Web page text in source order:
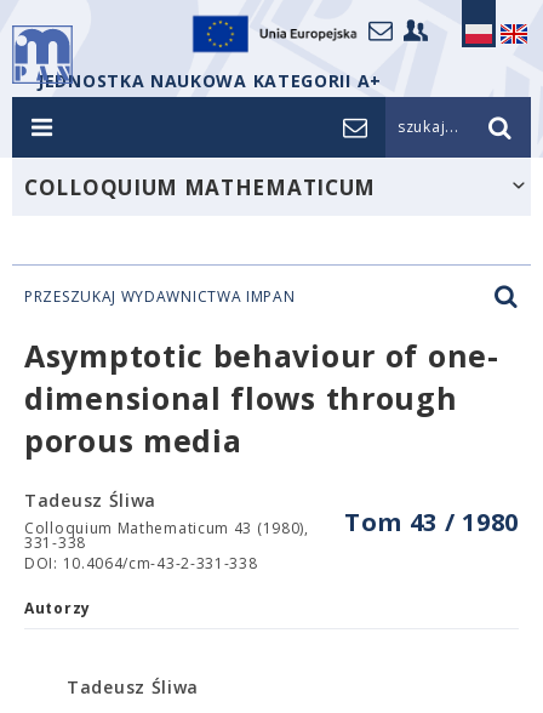
JEDNOSTKA NAUKOWA KATEGORII A+
szukaj...
COLLOQUIUM MATHEMATICUM
PRZESZUKAJ WYDAWNICTWA IMPAN
Asymptotic behaviour of one-
dimensional flows through
porous media
Tom 43 / 1980
Tadeusz Śliwa
Colloquium Mathematicum 43 (1980),
331-338
DOI: 10.4064/cm-43-2-331-338
Autorzy
Tadeusz Śliwa